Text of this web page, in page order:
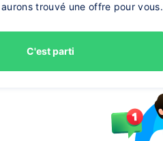
trouvé une offre pour vous.
C'est parti